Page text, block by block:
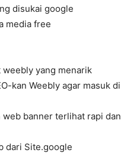
disukai google
media free
weebly yang menarik
kan Weebly agar masuk di
banner terlihat rapi dan
dari Site.google